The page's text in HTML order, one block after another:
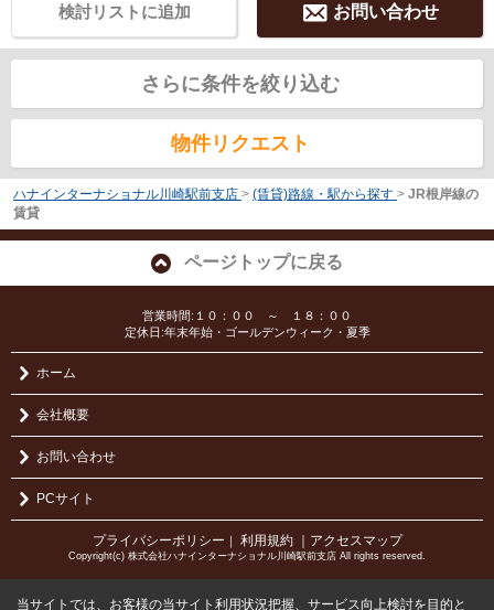
お問い合わせ
検討リストに追加
さらに条件を絞り込む
物件リクエスト
ハナインターナショナル川崎駅前支店 > (賃貸)路線・駅から探す > JR根岸線の
賃貸
ページトップに戻る
営業時間:１０：００ ～ １８：００
定休日:年末年始・ゴールデンウィーク・夏季
ホーム
会社概要
お問い合わせ
PCサイト
プライバシーポリシー ｜ 利用規約 ｜アクセスマップ
Copyright(c) 株式会社ハナインターナショナル川崎駅前支店 All rights reserved.
当サイトでは、お客様の当サイト利用状況把握、サービス向上検討を目的と